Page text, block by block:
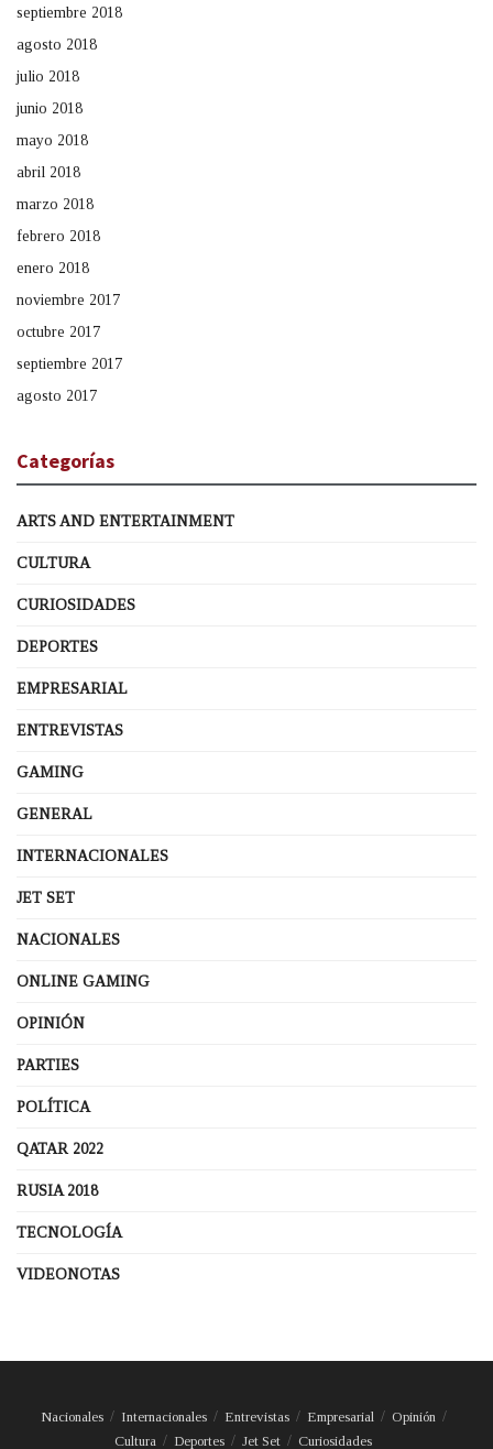
septiembre 2018
agosto 2018
julio 2018
junio 2018
mayo 2018
abril 2018
marzo 2018
febrero 2018
enero 2018
noviembre 2017
octubre 2017
septiembre 2017
agosto 2017
Categorías
ARTS AND ENTERTAINMENT
CULTURA
CURIOSIDADES
DEPORTES
EMPRESARIAL
ENTREVISTAS
GAMING
GENERAL
INTERNACIONALES
JET SET
NACIONALES
ONLINE GAMING
OPINIÓN
PARTIES
POLÍTICA
QATAR 2022
RUSIA 2018
TECNOLOGÍA
VIDEONOTAS
Nacionales Internacionales Entrevistas Empresarial
Opinión
Cultura
Deportes Jet Set Curiosidades